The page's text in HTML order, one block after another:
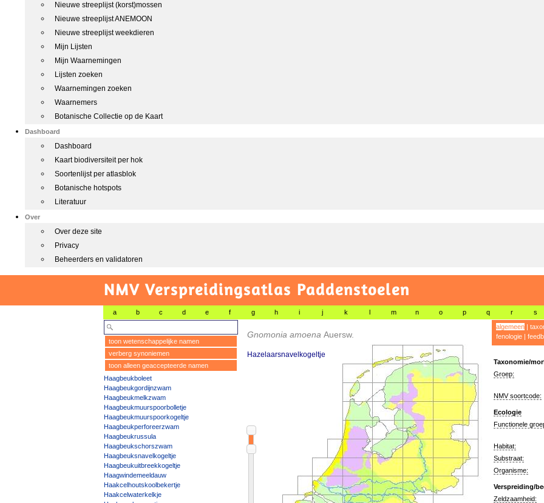
Nieuwe streeplijst (korst)mossen
Nieuwe streeplijst ANEMOON
Nieuwe streeplijst weekdieren
Mijn Lijsten
Mijn Waarnemingen
Lijsten zoeken
Waarnemingen zoeken
Waarnemers
Botanische Collectie op de Kaart
Dashboard
Dashboard
Kaart biodiversiteit per hok
Soortenlijst per atlasblok
Botanische hotspots
Literatuur
Over
Over deze site
Privacy
Beheerders en validatoren
NMV Verspreidingsatlas Paddenstoelen
a b c d e f g h i j k l m n o p q r s
toon wetenschappelijke namen
verberg synoniemen
toon alleen geaccepteerde namen
Haagbeukboleet
Haagbeukgordijnzwam
Haagbeukmelkzwam
Haagbeukmuurspoorbolletje
Haagbeukmuurspoorkogeltje
Haagbeukperforeerzwam
Haagbeukrussula
Haagbeukschorszwam
Haagbeuksnavelkogeltje
Haagbeukuitbreekkogeltje
Haagwindemeeldauw
Haakcelhoutskoolbekertje
Haakcelwaterkelkje
Gnomonia amoena Auersw.
Hazelaarsnavelkogeltje
algemeen|
fenologie|
Taxonomie/
Groep:
NMV soortcode:
Ecologie
Functionele
Habitat:
Substraat:
Organisme:
Verspreiding/
Zeldzaamheid: